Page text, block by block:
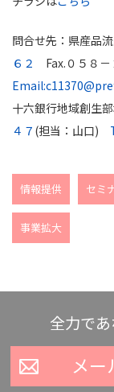
問合せ先：県産品
６２
Fax.０５８
十六銀行地域創生
４７ (担当：山口)
情報提供 セミ
事業拡大
全力で
メー